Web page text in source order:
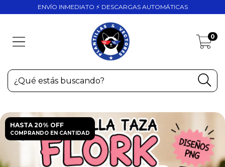
ENVÍO INMEDIATO ⚡ DESCARGAS AUTOMÁTICAS
0
HASTA 20% OFF
COMPRANDO EN CANTIDAD